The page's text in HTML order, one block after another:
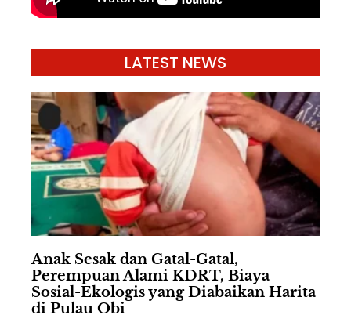
LATEST NEWS
Anak Sesak dan Gatal-Gatal,
Perempuan Alami KDRT, Biaya
Sosial-Ekologis yang Diabaikan Harita
di Pulau Obi